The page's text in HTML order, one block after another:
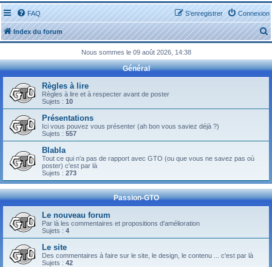
FAQ Connexion
S’enregistrer
Index du forum
e
c
Nous sommes le 09 août 2026, 14:38
Général
Règles à lire
Règles à lire et à respecter avant de poster
Sujets : 10
Présentations
Ici vous pouvez vous présenter (ah bon vous saviez déjà ?)
Sujets : 557
Blabla
Tout ce qui n'a pas de rapport avec GTO (ou que vous ne savez pas où
poster) c'est par là
Sujets : 273
Passion-GTO
Le nouveau forum
Par là les commentaires et propositions d'amélioration
Sujets : 4
Le site
Des commentaires à faire sur le site, le design, le contenu ... c'est par là
Sujets : 42